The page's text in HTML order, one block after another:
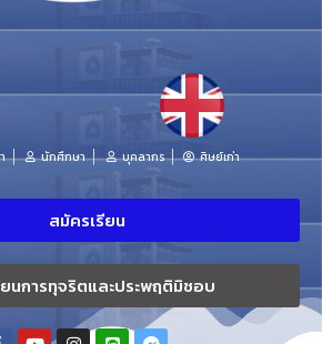
นักศึกษา บุคลากร ศิษย์เก่า
สมัครเรียน
นการทุจริตและประพฤติมิชอบ